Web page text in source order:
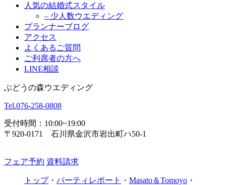
人気の結婚式スタイル
– 少人数ウエディング
プランナーブログ
アクセス
よくあるご質問
ご列席者の方へ
LINE相談
ぶどうの森ウエディング
Tel.076-258-0808
受付時間：10:00~19:00
〒920-0171 石川県金沢市岩出町ハ50-1
フェア予約 資料請求
トップ・ パーティレポート ・ Masato＆Tomoyo ・